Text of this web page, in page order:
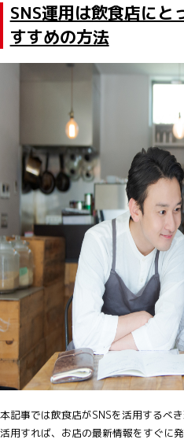
SNS運用は飲食店にと
すすめの方法
本記事では飲食店がSNSを活用するべ
活用すれば、お店の最新情報をすぐに